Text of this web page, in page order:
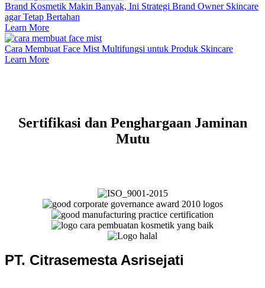
Brand Kosmetik Makin Banyak, Ini Strategi Brand Owner Skincare
agar Tetap Bertahan
Learn More
Cara Membuat Face Mist Multifungsi untuk Produk Skincare
Learn More
Sertifikasi dan Penghargaan Jaminan
Mutu
PT. Citrasemesta Asrisejati